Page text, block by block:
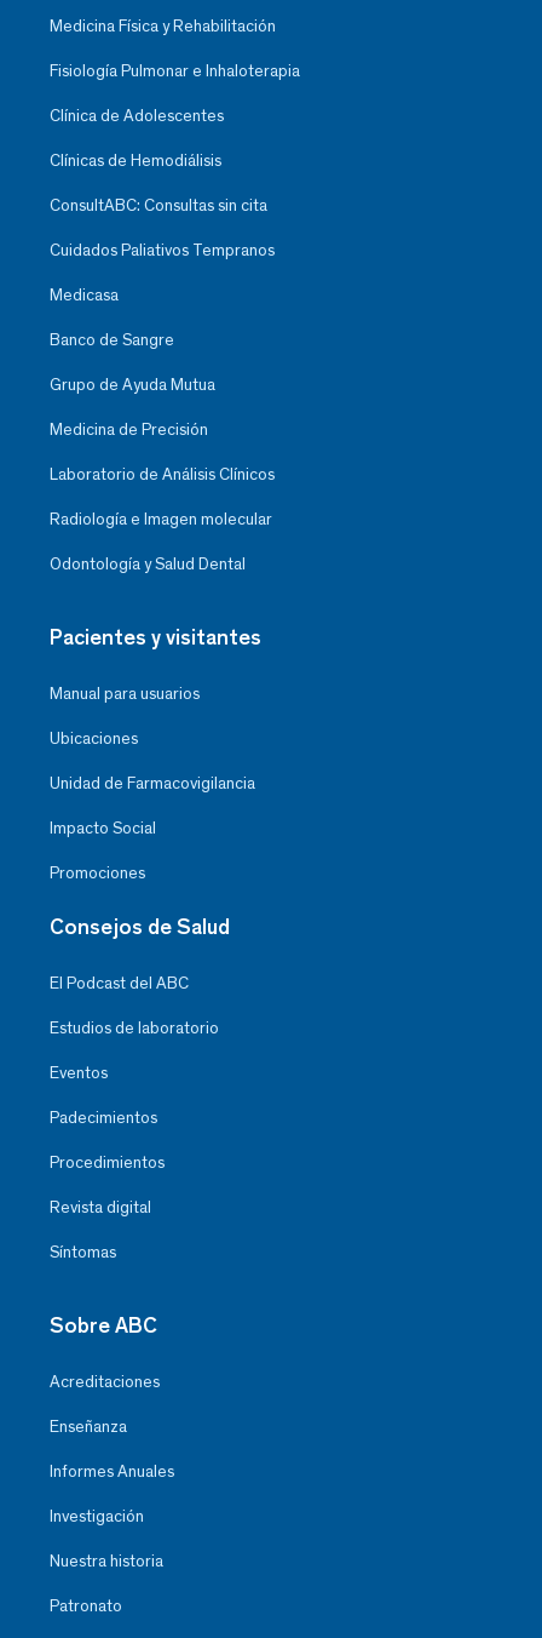
Medicina Física y Rehabilitación
Fisiología Pulmonar e Inhaloterapia
Clínica de Adolescentes
Clínicas de Hemodiálisis
ConsultABC: Consultas sin cita
Cuidados Paliativos Tempranos
Medicasa
Banco de Sangre
Grupo de Ayuda Mutua
Medicina de Precisión
Laboratorio de Análisis Clínicos
Radiología e Imagen molecular
Odontología y Salud Dental
Pacientes y visitantes
Manual para usuarios
Ubicaciones
Unidad de Farmacovigilancia
Impacto Social
Promociones
Consejos de Salud
El Podcast del ABC
Estudios de laboratorio
Eventos
Padecimientos
Procedimientos
Revista digital
Síntomas
Sobre ABC
Acreditaciones
Enseñanza
Informes Anuales
Investigación
Nuestra historia
Patronato